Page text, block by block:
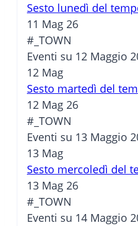
Sesto lunedì del
11 Mag 26
#_TOWN
Eventi su 12 Maggio
12 Mag
Sesto martedì del
12 Mag 26
#_TOWN
Eventi su 13 Maggio
13 Mag
Sesto mercoledì del
13 Mag 26
#_TOWN
Eventi su 14 Maggio